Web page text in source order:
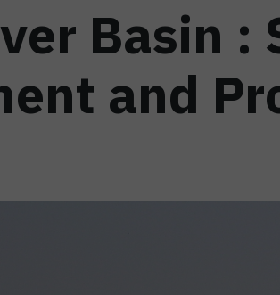
Basin :
and